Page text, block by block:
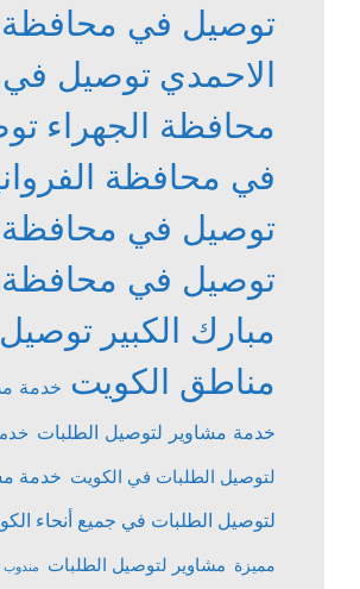
توصيل في محافظة
الاحمدي توصيل في
محافظة الجهراء
في محافظة
توصيل في
توصيل في محافظة
مبارك الكبير
مناطق الكويت خدمة
خدمة مشاوير لتوصيل الطلبات
لتوصيل الطلبات في الكويت خدمة
لتوصيل الطلبات في جميع أنحاء
مميزة مشاوير لتوصيل الطلبات